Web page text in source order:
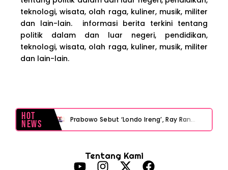
teknologi, wisata, olah raga, kuliner, musik, militer
dan lain-lain. informasi berita terkini tentang
politik dalam dan luar negeri, pendidikan,
teknologi, wisata, olah raga, kuliner, musik, militer
dan lain-lain.
Hot
News Prabowo Sebut ‘Londo Ireng’, Ray Rangkuti Desak DPR Bersikap, Ini Ulasan Politiknya
Tentang Kami